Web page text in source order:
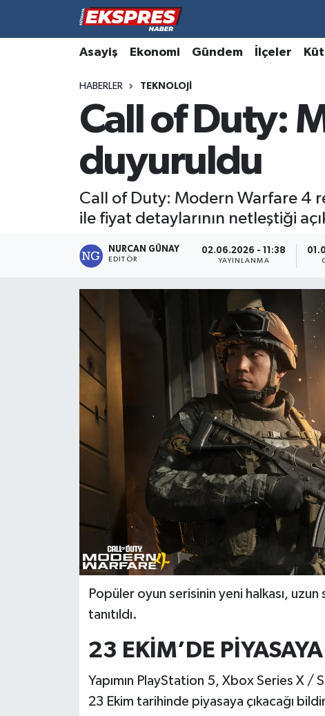
Asayiş Ekonomi Gündem İlçeler
HABERLER TEKNOLOJI
Call of Duty:
duyuruldu
Call of Duty: Modern Warfare 4
ile fiyat detaylarının netleştiği
NURCAN GÜNAY
EDITÖR
02.06.2026 - 11:38
YAYINLANMA
Popüler oyun serisinin yeni halkası,
tanıtıldı.
23 EKİM’DE
Yapımın PlayStation 5, Xbox Series X
23 Ekim tarihinde piyasaya çıkacağı
Altıntaş
Aslanapa
Biyografiler
Domaniç
Dumlupınar
Ekonomi
Köşe Yazıları
Hava Durumu
Trafik Durumu
Süper Lig Puan Durumu ve Fikstür
Tüm Manşetler
Son Dakika Haberleri